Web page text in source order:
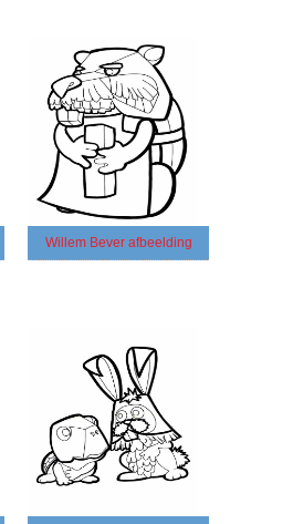
Willem Bever afbeelding